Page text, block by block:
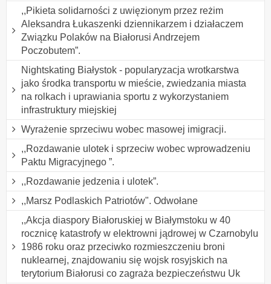
,,Pikieta solidarności z uwięzionym przez reżim
Aleksandra Łukaszenki dziennikarzem i działaczem
Związku Polaków na Białorusi Andrzejem
Poczobutem”.
Nightskating Białystok - popularyzacja wrotkarstwa
jako środka transportu w mieście, zwiedzania miasta
na rolkach i uprawiania sportu z wykorzystaniem
infrastruktury miejskiej
Wyrażenie sprzeciwu wobec masowej imigracji.
,,Rozdawanie ulotek i sprzeciw wobec wprowadzeniu
Paktu Migracyjnego ”.
,,Rozdawanie jedzenia i ulotek”.
,,Marsz Podlaskich Patriotów". Odwołane
,,Akcja diaspory Białoruskiej w Białymstoku w 40
rocznicę katastrofy w elektrowni jądrowej w Czarnobylu
1986 roku oraz przeciwko rozmieszczeniu broni
nuklearnej, znajdowaniu się wojsk rosyjskich na
terytorium Białorusi co zagraża bezpieczeństwu Uk